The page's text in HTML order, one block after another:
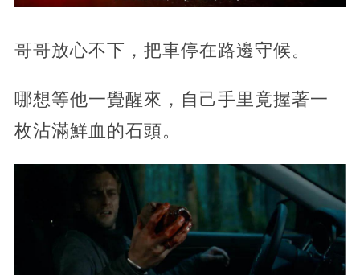
哥哥放心不下，把車停在路邊守候。
哪想等他一覺醒來，自己手里竟握著一
枚沾滿鮮血的石頭。